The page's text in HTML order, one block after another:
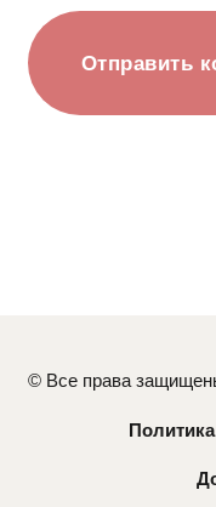
Отправить
© Все права